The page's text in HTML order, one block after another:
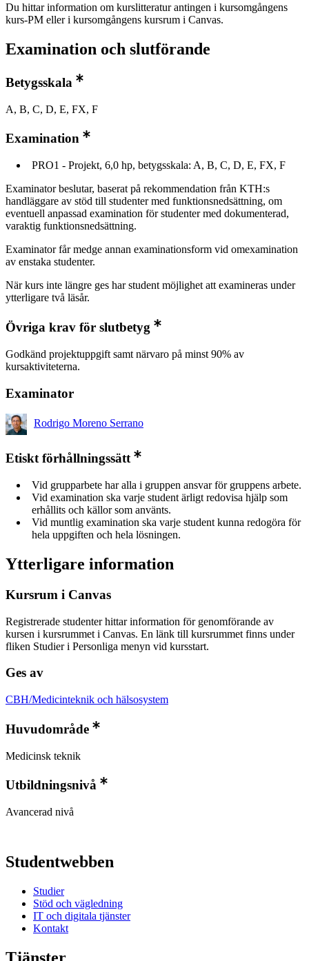
Du hittar information om kurslitteratur antingen i kursomgångens
kurs-PM eller i kursomgångens kursrum i Canvas.
Examination och slutförande
Betygsskala
A, B, C, D, E, FX, F
Examination
PRO1 - Projekt, 6,0 hp, betygsskala: A, B, C, D, E, FX, F
Examinator beslutar, baserat på rekommendation från KTH:s
handläggare av stöd till studenter med funktionsnedsättning, om
eventuell anpassad examination för studenter med dokumenterad,
varaktig funktionsnedsättning.
Examinator får medge annan examinationsform vid omexamination
av enstaka studenter.
När kurs inte längre ges har student möjlighet att examineras under
ytterligare två läsår.
Övriga krav för slutbetyg
Godkänd projektuppgift samt närvaro på minst 90% av
kursaktiviteterna.
Examinator
Rodrigo Moreno Serrano
Etiskt förhållningssätt
Vid grupparbete har alla i gruppen ansvar för gruppens arbete.
Vid examination ska varje student ärligt redovisa hjälp som
erhållits och källor som använts.
Vid muntlig examination ska varje student kunna redogöra för
hela uppgiften och hela lösningen.
Ytterligare information
Kursrum i Canvas
Registrerade studenter hittar information för genomförande av
kursen i kursrummet i Canvas. En länk till kursrummet finns under
fliken Studier i Personliga menyn vid kursstart.
Ges av
CBH/Medicinteknik och hälsosystem
Huvudområde
Medicinsk teknik
Utbildningsnivå
Avancerad nivå
Studentwebben
Studier
Stöd och vägledning
IT och digitala tjänster
Kontakt